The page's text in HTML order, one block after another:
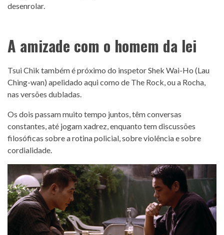
desenrolar.
A amizade com o homem da lei
Tsui Chik também é próximo do inspetor Shek Wai-Ho (Lau
Ching-wan) apelidado aqui como de The Rock, ou a Rocha,
nas versões dubladas.
Os dois passam muito tempo juntos, têm conversas
constantes, até jogam xadrez, enquanto tem discussões
filosóficas sobre a rotina policial, sobre violência e sobre
cordialidade.